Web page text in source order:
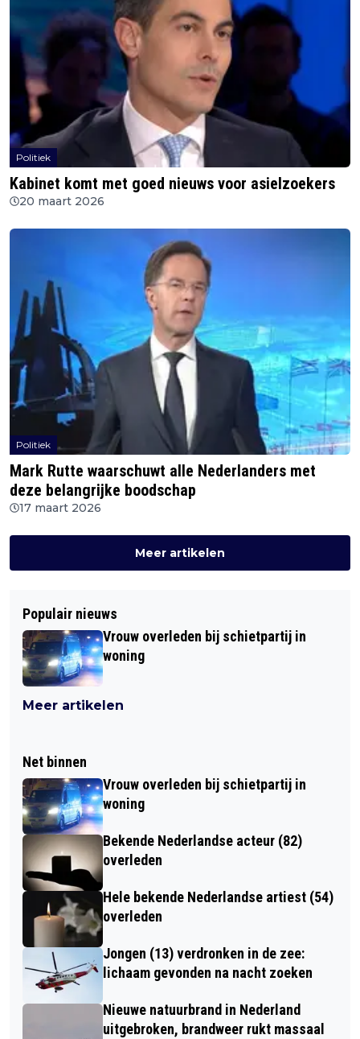
Politiek
Kabinet komt met goed nieuws voor asielzoekers
20 maart 2026
Politiek
Mark Rutte waarschuwt alle Nederlanders met
deze belangrijke boodschap
17 maart 2026
Meer artikelen
Populair nieuws
Vrouw overleden bij schietpartij in
woning
Meer artikelen
Net binnen
Vrouw overleden bij schietpartij in
woning
Bekende Nederlandse acteur (82)
overleden
Hele bekende Nederlandse artiest (54)
overleden
Jongen (13) verdronken in de zee:
lichaam gevonden na nacht zoeken
Nieuwe natuurbrand in Nederland
uitgebroken, brandweer rukt massaal